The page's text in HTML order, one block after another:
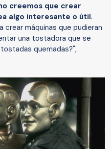
creemos que crear
algo interesante o útil.
crear máquinas que pudieran
una tostadora que se
quemadas?",